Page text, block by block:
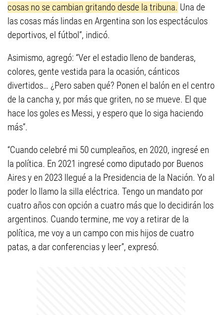
cosas no se cambian gritando desde la tribuna. Una de
las cosas más lindas en Argentina son los espectáculos
deportivos, el fútbol”, indicó.
Asimismo, agregó: “Ver el estadio lleno de banderas,
colores, gente vestida para la ocasión, cánticos
divertidos… ¿Pero saben qué? Ponen el balón en el centro
de la cancha y, por más que griten, no se mueve. El que
hace los goles es Messi, y espero que lo siga haciendo
más”.
“Cuando celebré mi 50 cumpleaños, en 2020, ingresé en
la política. En 2021 ingresé como diputado por Buenos
Aires y en 2023 llegué a la Presidencia de la Nación. Yo al
poder lo llamo la silla eléctrica. Tengo un mandato por
cuatro años con opción a cuatro más que lo decidirán los
argentinos. Cuando termine, me voy a retirar de la
política, me voy a un campo con mis hijos de cuatro
patas, a dar conferencias y leer”, expresó.